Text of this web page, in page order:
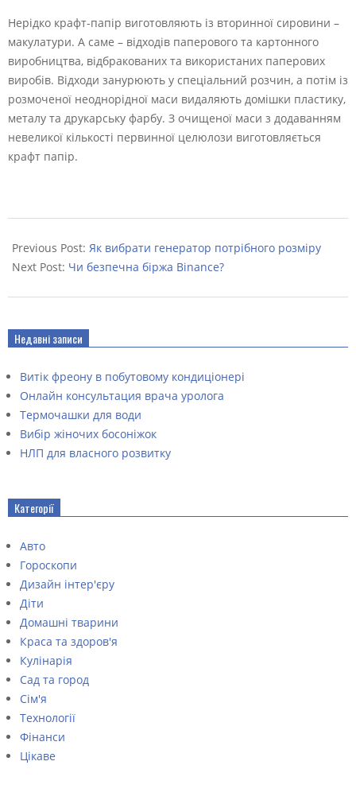
Нерідко крафт-папір виготовляють із вторинної сировини –
макулатури. А саме – відходів паперового та картонного
виробництва, відбракованих та використаних паперових
виробів. Відходи занурюють у спеціальний розчин, а потім із
розмоченої неоднорідної маси видаляють домішки пластику,
металу та друкарську фарбу. З очищеної маси з додаванням
невеликої кількості первинної целюлози виготовляється
крафт папір.
12-
28
Previous Post: Як вибрати генератор потрібного розміру
Next Post: Чи безпечна біржа Binance?
Недавні записи
Витік фреону в побутовому кондиціонері
Онлайн консультация врача уролога
Термочашки для води
Вибір жіночих босоніжок
НЛП для власного розвитку
Категорії
Авто
Гороскопи
Дизайн інтер'єру
Діти
Домашні тварини
Краса та здоров'я
Кулінарія
Сад та город
Сім'я
Технології
Фінанси
Цікаве